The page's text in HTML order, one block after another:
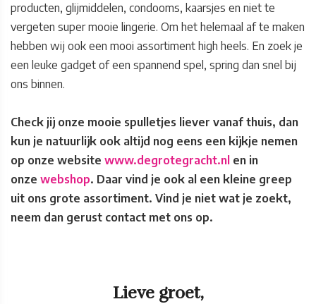
producten, glijmiddelen, condooms, kaarsjes en niet te
vergeten super mooie lingerie. Om het helemaal af te maken
hebben wij ook een mooi assortiment high heels. En zoek je
een leuke gadget of een spannend spel, spring dan snel bij
ons binnen.
Check jij onze mooie spulletjes liever vanaf thuis, dan
kun je natuurlijk ook altijd nog eens een kijkje nemen
op onze website www.degrotegracht.nl en in
onze webshop. Daar vind je ook al een kleine greep
uit ons grote assortiment. Vind je niet wat je zoekt,
neem dan gerust contact met ons op.
Lieve groet,